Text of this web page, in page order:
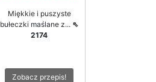
Miękkie i puszyste
bułeczki maślane z... ⇖
2174
Zobacz przepis!